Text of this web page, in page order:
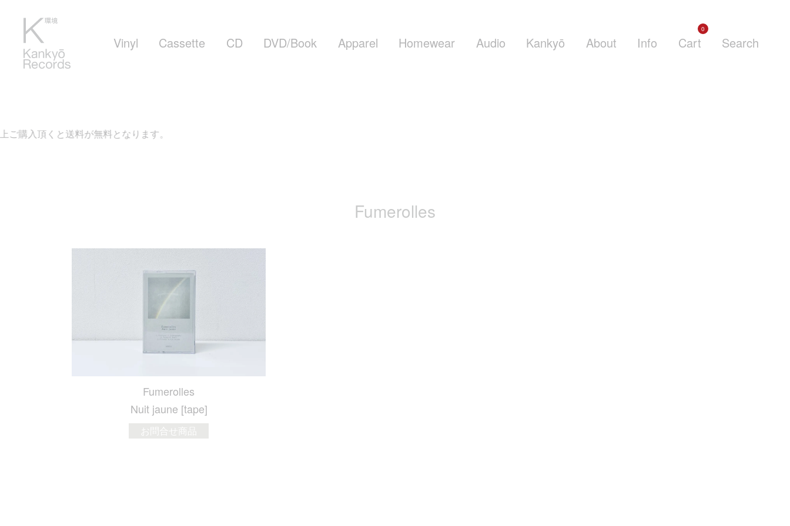
Vinyl Cassette CD DVD/Book Apparel Homewear Audio Kankyō About Info Cart
0
Search
頂くと送料が無料となります。
Fumerolles
Fumerolles
Nuit jaune [tape]
お問合せ商品